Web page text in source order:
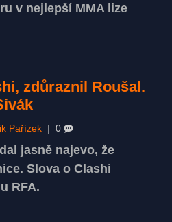
v nejlepší MMA lize
zdůraznil Roušal.
Pařízek 0
jasně najevo, že
Slova o Clashi
RFA.